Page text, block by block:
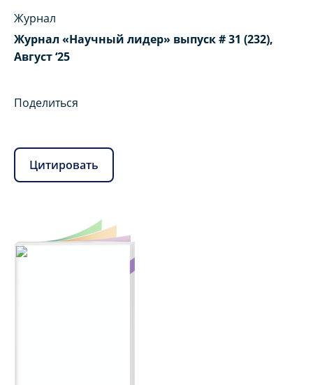
Журнал
Журнал «Научный лидер» выпуск # 31 (232),
Август ‘25
Поделиться
Цитировать